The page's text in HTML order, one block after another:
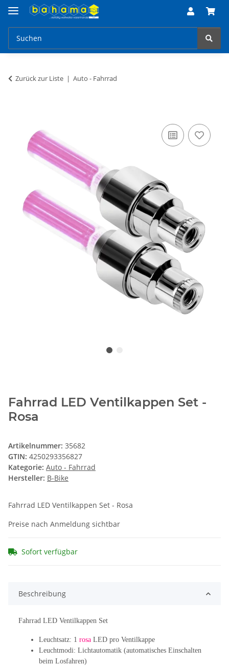
Zurück zur Liste Auto - Fahrrad
Fahrrad LED Ventilkappen Set -
Rosa
Artikelnummer: 35682
GTIN: 4250293356827
Kategorie: Auto - Fahrrad
Hersteller: B-Bike
Fahrrad LED Ventilkappen Set - Rosa
Preise nach Anmeldung sichtbar
Sofort verfügbar
Beschreibung
Fahrrad LED Ventilkappen Set
Leuchtsatz: 1 rosa LED pro Ventilkappe
Leuchtmodi: Lichtautomatik (automatisches Einschalten
beim Losfahren)